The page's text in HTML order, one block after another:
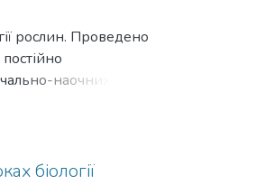
рослин. Проведено
наочних
спеціальних
біології